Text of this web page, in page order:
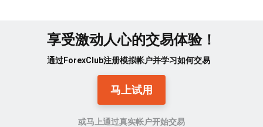
享受激动人心的交易体验！
通过ForexClub注册模拟帐户并学习如何交易
马上试用
或马上通过真实帐户开始交易